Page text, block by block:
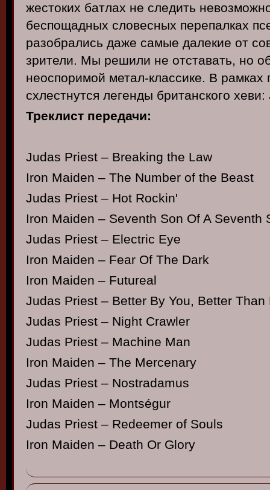
жестоких батлах не следить
беспощадных словесных перепалках
разобрались даже самые далекие от
зрители. Мы решили не отставать, но
неоспоримой метал-классике. В рамках
схлестнутся легенды британского
Треклист передачи:
Judas Priest – Breaking the Law
Iron Maiden – The Number of the Beast
Judas Priest – Hot Rockin'
Iron Maiden – Seventh Son Of A Seventh
Judas Priest – Electric Eye
Iron Maiden – Fear Of The Dark
Iron Maiden – Futureal
Judas Priest – Better By You, Better Than
Judas Priest – Night Crawler
Judas Priest – Machine Man
Iron Maiden – The Mercenary
Judas Priest – Nostradamus
Iron Maiden – Montségur
Judas Priest – Redeemer of Souls
Iron Maiden – Death Or Glory